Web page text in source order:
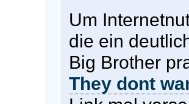
Um
die ein
Big Brother
They dont